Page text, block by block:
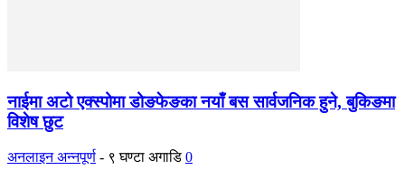
नाईमा अटो एक्स्पोमा डोङफेङका नयाँ बस सार्वजनिक हुने, बुकिङमा
विशेष छुट
अनलाइन अन्नपूर्ण - ९ घण्टा अगाडि 0